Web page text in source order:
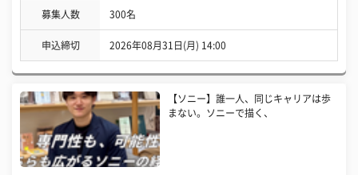
募集人数 300名
申込締切 2026年08月31日(月) 14:00
【ソニー】誰一人、同じキャリアは歩
まない。ソニーで描く、